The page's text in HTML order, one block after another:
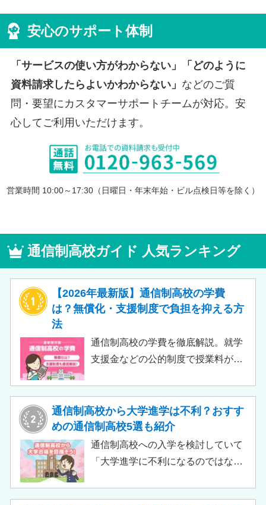
安心のサポート体制
「サービスの使い方がわからない」「どのように
資料請求したらよいかわからない」 などのご質
問・要望にカスタマーサポートチームが対応。安
心してご利用いただけます。
営業時間 10:00～17:30（日曜日・年末年始・ビル点検日等を除く）
通信制高校ガイド 人気ランキング
【2026年最新版】通信制高校の学費
は？無償化・支援制度で負担を抑える方
法
通信制高校の学費を徹底解説。就学
支援金などの公的制度で授業料が実
目安、申請時の注意点などをわかり
やすく解説します。費用負担を抑え
られるのでチェックしてみましょ
う。
通信制高校から大学進学は不利？おすす
めの通信制高校5選も紹介
通信制高校への入学を検討していて
「大学進学に不利になるのではない